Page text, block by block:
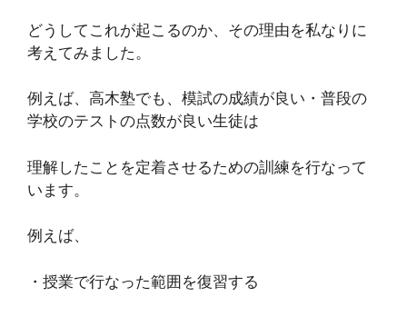
どうしてこれが起こるのか、その理由を私なりに
考えてみました。
例えば、高木塾でも、模試の成績が良い・普段の
学校のテストの点数が良い生徒は
理解したことを定着させるための訓練を行なって
います。
例えば、
・授業で行なった範囲を復習する